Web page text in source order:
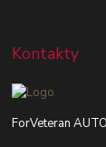
Kontakty
ForVeteran